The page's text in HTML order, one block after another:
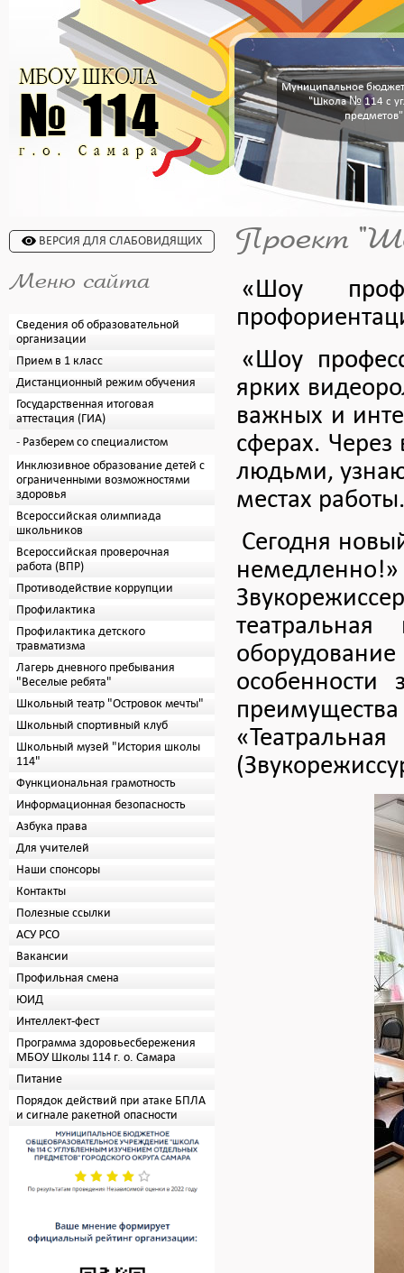
Муниципальное
"Школа № 114 с
Проект
«Шоу
«Шоу
ярких
важных и
сферах.
людьми,
местах работы.
Сегодня
ВЕРСИЯ ДЛЯ СЛАБОВИДЯЩИХ
Меню сайта
Сведения об образовательной
организации
Прием в 1 класс
Дистанционный режим обучения
Государственная итоговая
аттестация (ГИА)
Разберем со специалистом
Инклюзивное образование детей с
ограниченными возможностями
здоровья
Всероссийская олимпиада
школьников
Всероссийская проверочная
работа (ВПР)
Противодействие коррупции
Профилактика
Профилактика детского
травматизма
Лагерь дневного пребывания
"Веселые ребята"
Школьный театр "Островок мечты"
Школьный спортивный клуб
Школьный музей "История школы
114"
Функциональная грамотность
Информационная безопасность
Азбука права
Для учителей
Наши спонсоры
Контакты
Полезные ссылки
АСУ РСО
Вакансии
Профильная смена
ЮИД
Интеллект-фест
Программа здоровьесбережения
МБОУ Школы 114 г. о. Самара
Питание
Порядок действий при атаке БПЛА
и сигнале ракетной опасности